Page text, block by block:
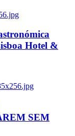
Hotel &
SEM